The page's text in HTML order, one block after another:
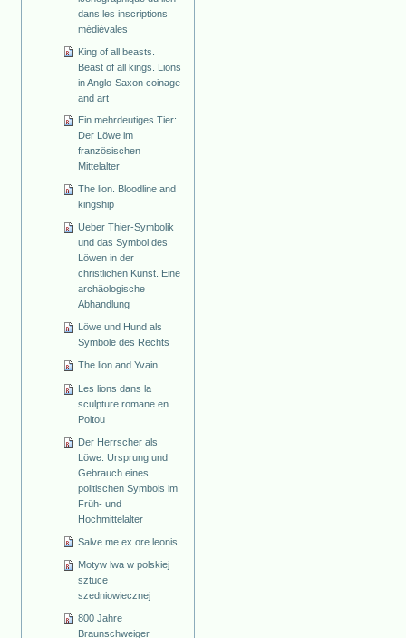
dans les inscriptions
médiévales
King of all beasts.
Beast of all kings. Lions
in Anglo-Saxon coinage
and art
Ein mehrdeutiges Tier:
Der Löwe im
französischen
Mittelalter
The lion. Bloodline and
kingship
Ueber Thier-Symbolik
und das Symbol des
Löwen in der
christlichen Kunst. Eine
archäologische
Abhandlung
Löwe und Hund als
Symbole des Rechts
The lion and Yvain
Les lions dans la
sculpture romane en
Poitou
Der Herrscher als
Löwe. Ursprung und
Gebrauch eines
politischen Symbols im
Früh- und
Hochmittelalter
Salve me ex ore leonis
Motyw lwa w polskiej
sztuce
szedniowiecznej
800 Jahre
Braunschweiger